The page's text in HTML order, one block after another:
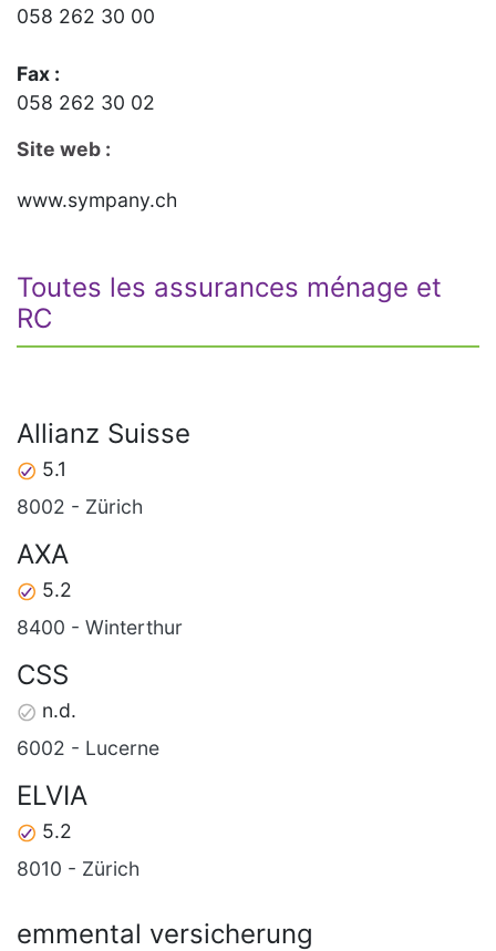
058 262 30 00
Fax :
058 262 30 02
Site web :
www.sympany.ch
Toutes les assurances ménage et
RC
Allianz Suisse
5.1
8002 - Zürich
AXA
5.2
8400 - Winterthur
CSS
n.d.
6002 - Lucerne
ELVIA
5.2
8010 - Zürich
emmental versicherung